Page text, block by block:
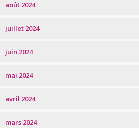
août 2024
juillet 2024
juin 2024
mai 2024
avril 2024
mars 2024